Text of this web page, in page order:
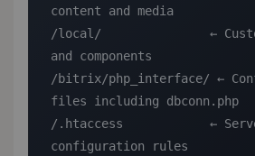
content and media
/local/               ←
and components
/bitrix/php_interface/ ←
files including dbconn.php
/.htaccess            ←
configuration rules